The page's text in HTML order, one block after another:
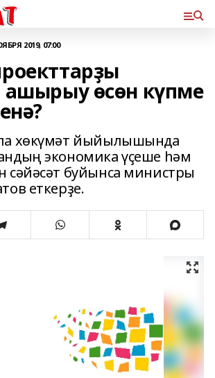
2019, 07:00
ашырыу өсөн күпме
хөкүмәт йыйылышында
экономика үҫеше һәм
сәйәсәт буйынса министры
еткерҙе.